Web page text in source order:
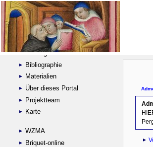
Suche
Handschriftensammlungen
Digitalisierte Handschriften
Kataloge
Bibliographie
Materialien
Über dieses Portal
Projektteam
Karte
WZMA
Briquet-online